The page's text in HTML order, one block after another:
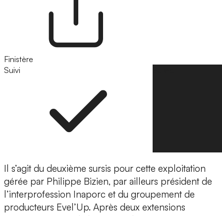
Finistère
Suivi
Il s’agit du deuxième sursis pour cette exploitation
gérée par Philippe Bizien, par ailleurs président de
l’interprofession Inaporc et du groupement de
producteurs Evel’Up. Après deux extensions